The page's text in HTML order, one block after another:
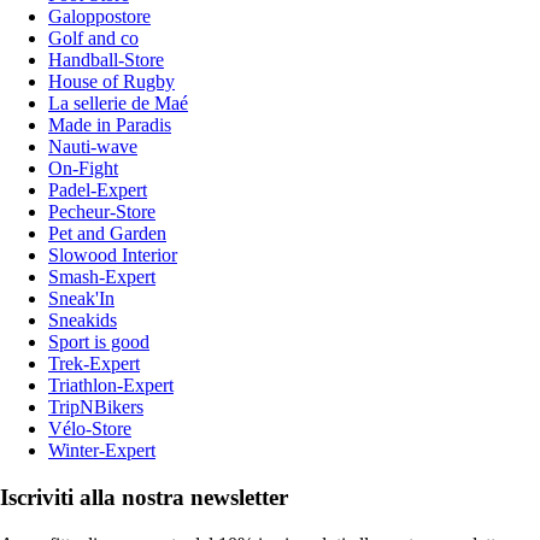
Galoppostore
Golf and co
Handball-Store
House of Rugby
La sellerie de Maé
Made in Paradis
Nauti-wave
On-Fight
Padel-Expert
Pecheur-Store
Pet and Garden
Slowood Interior
Smash-Expert
Sneak'In
Sneakids
Sport is good
Trek-Expert
Triathlon-Expert
TripNBikers
Vélo-Store
Winter-Expert
Iscriviti alla nostra newsletter